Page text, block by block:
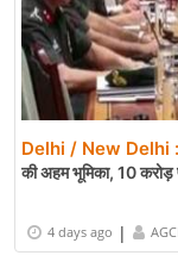
Delhi / New Delhi :
की अहम भूमिका, 10 करोड़
4 days ago |